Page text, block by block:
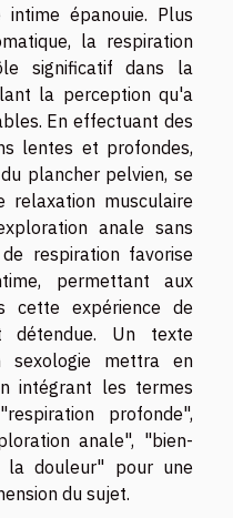
épanouie. Plus
la respiration
significatif dans la
la perception qu'a
En effectuant des
lentes et profondes,
plancher pelvien, se
relaxation musculaire
anale sans
respiration favorise
permettant aux
cette expérience de
détendue. Un texte
mettra en
intégrant les termes
profonde",
anale", "bien-
douleur" pour une
du sujet.